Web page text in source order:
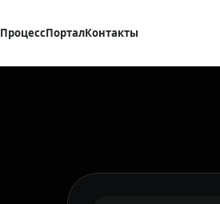
ПроцессПорталКонтакты